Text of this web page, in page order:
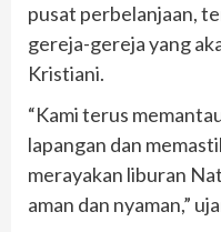
pusat perbelanjaan,
gereja-gereja yang
Kristiani.
“Kami terus
lapangan dan
merayakan liburan
aman dan nyaman,”